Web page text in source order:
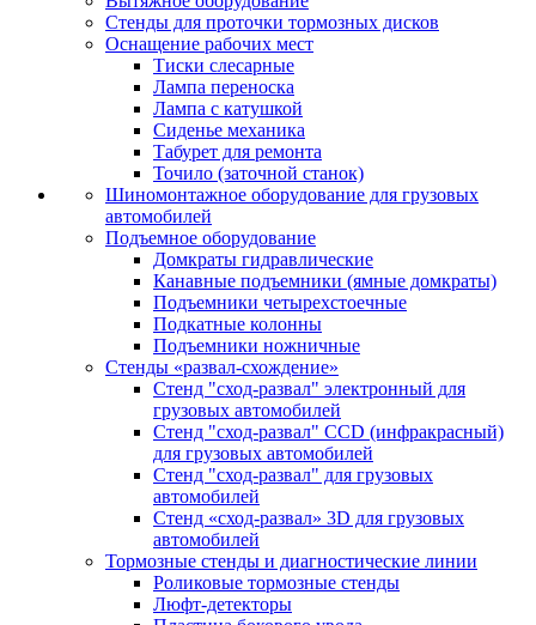
Стенды для проточки тормозных дисков
Оснащение рабочих мест
Тиски слесарные
Лампа переноска
Лампа с катушкой
Сиденье механика
Табурет для ремонта
Точило (заточной станок)
Шиномонтажное оборудование для грузовых
автомобилей
Подъемное оборудование
Домкраты гидравлические
Канавные подъемники (ямные домкраты)
Подъемники четырехстоечные
Подкатные колонны
Подъемники ножничные
Стенды «развал-схождение»
Стенд "сход-развал" электронный для
грузовых автомобилей
Стенд "сход-развал" CCD (инфракрасный)
для грузовых автомобилей
Стенд "сход-развал" для грузовых
автомобилей
Стенд «сход-развал» 3D для грузовых
автомобилей
Тормозные стенды и диагностические линии
Роликовые тормозные стенды
Люфт-детекторы